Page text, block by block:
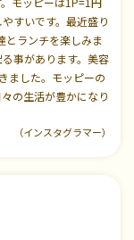
すいです。最近盛り
とランチを楽しみま
事があります。美容
ました。モッピーの
の生活が豊かになり
（インスタグラマー）